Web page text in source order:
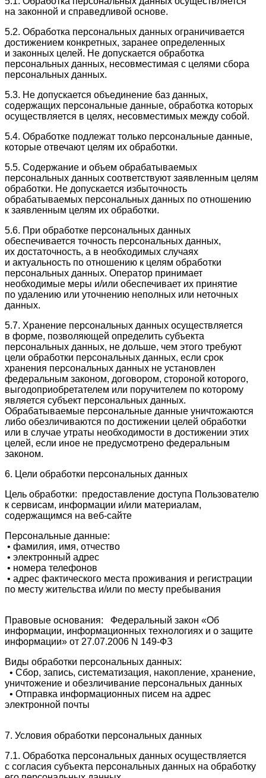
на законной и справедливой основе.
5.2. Обработка персональных данных ограничивается
достижением конкретных, заранее определенных
и законных целей. Не допускается обработка
персональных данных, несовместимая с целями сбора
персональных данных.
5.3. Не допускается объединение баз данных,
содержащих персональные данные, обработка которых
осуществляется в целях, несовместимых между собой.
5.4. Обработке подлежат только персональные данные,
которые отвечают целям их обработки.
5.5. Содержание и объем обрабатываемых
персональных данных соответствуют заявленным целям
обработки. Не допускается избыточность
обрабатываемых персональных данных по отношению
к заявленным целям их обработки.
5.6. При обработке персональных данных
обеспечивается точность персональных данных,
их достаточность, а в необходимых случаях
и актуальность по отношению к целям обработки
персональных данных. Оператор принимает
необходимые меры и/или обеспечивает их принятие
по удалению или уточнению неполных или неточных
данных.
5.7. Хранение персональных данных осуществляется
в форме, позволяющей определить субъекта
персональных данных, не дольше, чем этого требуют
цели обработки персональных данных, если срок
хранения персональных данных не установлен
федеральным законом, договором, стороной которого,
выгодоприобретателем или поручителем по которому
является субъект персональных данных.
Обрабатываемые персональные данные уничтожаются
либо обезличиваются по достижении целей обработки
или в случае утраты необходимости в достижении этих
целей, если иное не предусмотрено федеральным
законом.
6. Цели обработки персональных данных
Цель обработки: предоставление доступа Пользователю
к сервисам, информации и/или материалам,
содержащимся на веб-сайте
Персональные данные:
• фамилия, имя, отчество
• электронный адрес
• номера телефонов
• адрес фактического места проживания и регистрации
по месту жительства и/или по месту пребывания
Правовые основания: Федеральный закон «Об
информации, информационных технологиях и о защите
информации» от 27.07.2006 N 149-ФЗ
Виды обработки персональных данных:
• Сбор, запись, систематизация, накопление, хранение,
уничтожение и обезличивание персональных данных
• Отправка информационных писем на адрес
электронной почты
7. Условия обработки персональных данных
7.1. Обработка персональных данных осуществляется
с согласия субъекта персональных данных на обработку